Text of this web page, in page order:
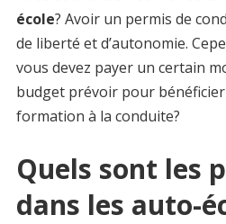
école? Avoir un permis de
de liberté et d’autonomie.
vous devez payer un certain
budget prévoir pour bénéficier
formation à la conduite?
Quels sont les
dans les auto-